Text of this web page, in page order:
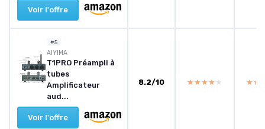
Voir l'offre
#5
AIYIMA
T1PRO Préampli à
tubes
Amplificateur
aud...
Voir l'offre
8.2/10 ★★★★★
★★★★★